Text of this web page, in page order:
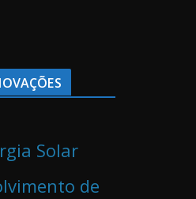
Solar
de